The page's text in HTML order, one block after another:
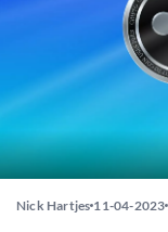
Nick Hartjes 11-04-2023